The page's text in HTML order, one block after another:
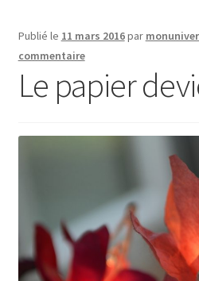
Publié le 11 mars 2016par
commentaire
Le papier